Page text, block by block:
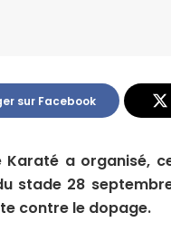
sur Facebook
Karaté a organisé,
stade 28
contre le dopage.